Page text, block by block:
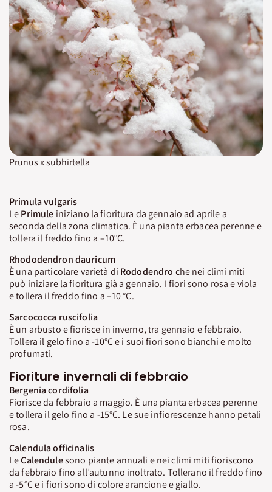
Prunus x subhirtella
Primula vulgaris
LePrimule iniziano la fioritura da gennaio ad aprile a
seconda della zona climatica. È una pianta erbacea perenne e
tollera il freddo fino a –10°C.
Rhododendron dauricum
È una particolare varietà di Rododendro che nei climi miti
può iniziare la fioritura già a gennaio. I fiori sono rosa e viola
e tollera il freddo fino a –10 °C.
Sarcococca ruscifolia
È un arbusto e fiorisce in inverno, tra gennaio e febbraio.
Tollera il gelo fino a -10°C e i suoi fiori sono bianchi e molto
profumati.
Fioriture invernali di febbraio
Bergenia cordifolia
Fiorisce da febbraio a maggio. È una pianta erbacea perenne
e tollera il gelo fino a -15°C. Le sue infiorescenze hanno petali
rosa.
Calendula officinalis
LeCalendulesono piante annuali e nei climi miti fioriscono
da febbraio fino all’autunno inoltrato. Tollerano il freddo fino
a -5°C e i fiori sono di colore arancione e giallo.